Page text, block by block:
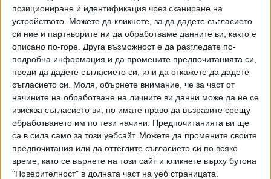
позициониране и идентификация чрез сканиране на
устройството. Можете да кликнете, за да дадете съгласието
си ние и партньорите ни да обработваме данните ви, както е
описано по-горе. Друга възможност е да разгледате по-
подробна информация и да промените предпочитанията си,
преди да дадете съгласието си, или да откажете да дадете
съгласието си.
Моля, обърнете внимание, че за част от
начините на обработване на личните ви данни може да не се
изисква съгласието ви, но имате право да възразите срещу
обработването им по тези начини. Предпочитанията ви ще
са в сила само за този уебсайт. Можете да промените своите
предпочитания или да оттеглите съгласието си по всяко
време, като се върнете на този сайт и кликнете върху бутона
"Поверителност" в долната част на уеб страницата.
институции".
През 60-те години федералното правителство до голяма
степен заменя традиционните проекти за ново
строителство с модернистични и бруталистични, отчита
Тръмп. Федерална архитектура понякога впечатлява
архитектурния елит, но не и американския народ, на
когото сградите са предназначени да служат, смята той.
В изпълнителната заповед на Тръмп се дава
определение на "класическа архитектура": това е
архитектурната традиция, извлечена от формите,
принципите и речника на архитектурата на гръцката и